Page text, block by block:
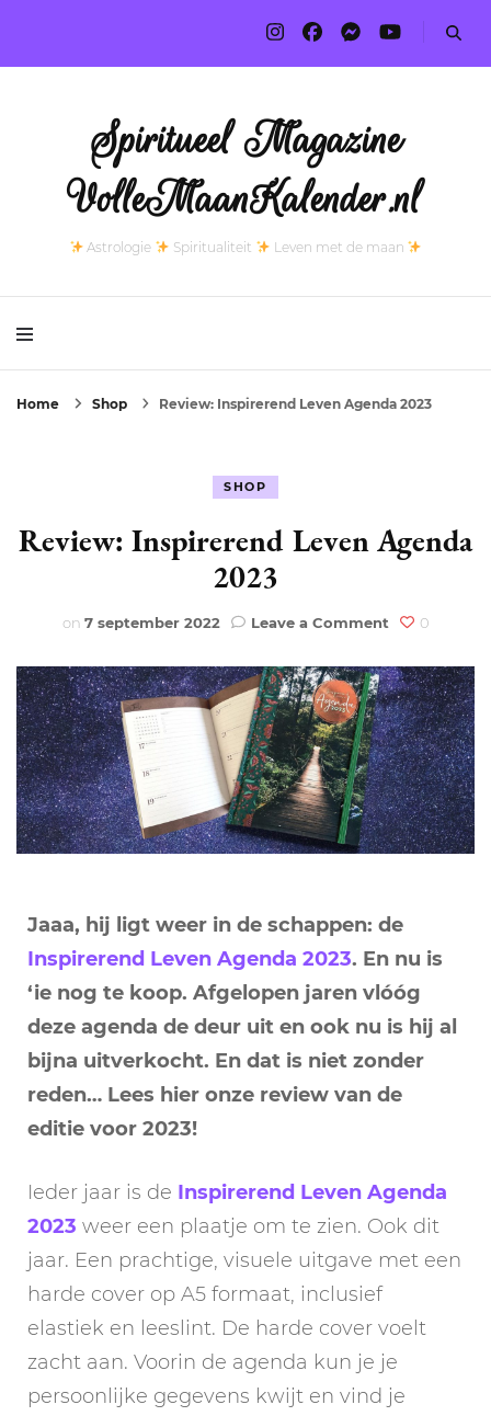
Spiritueel Magazine
VolleMaanKalender.nl
Astrologie Spiritualiteit Leven met de maan
Home Shop Review: Inspirerend Leven Agenda 2023
SHOP
Review: Inspirerend Leven Agenda
2023
on 7 september 2022 Leave a Commenton
Inspirerend
Leven
Agenda
2023
0
Jaaa, hij ligt weer in de schappen: de
Inspirerend Leven Agenda 2023. En nu is
‘ie nog te koop. Afgelopen jaren vlóóg
deze agenda de deur uit en ook nu is hij al
bijna uitverkocht. En dat is niet zonder
reden… Lees hier onze review van de
editie voor 2023!
Ieder jaar is de Inspirerend Leven Agenda
2023 weer een plaatje om te zien. Ook dit
jaar. Een prachtige, visuele uitgave met een
harde cover op A5 formaat, inclusief
elastiek en leeslint. De harde cover voelt
zacht aan. Voorin de agenda kun je je
persoonlijke gegevens kwijt en vind je